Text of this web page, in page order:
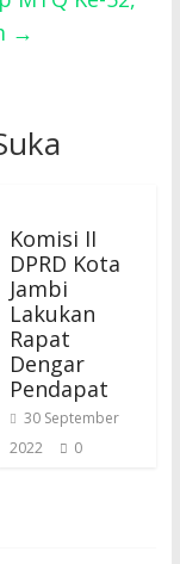
→
Komisi II
DPRD Kota
Jambi
Lakukan
Rapat
Dengar
Pendapat
30 September
2022
0